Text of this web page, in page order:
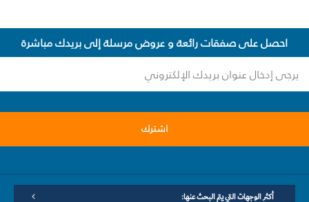
احصل على صفقات رائعة و عروض مرسلة إلى بريدك مباشرة
اشترك
أكثر الوجهات التي يتم البحث عنها: